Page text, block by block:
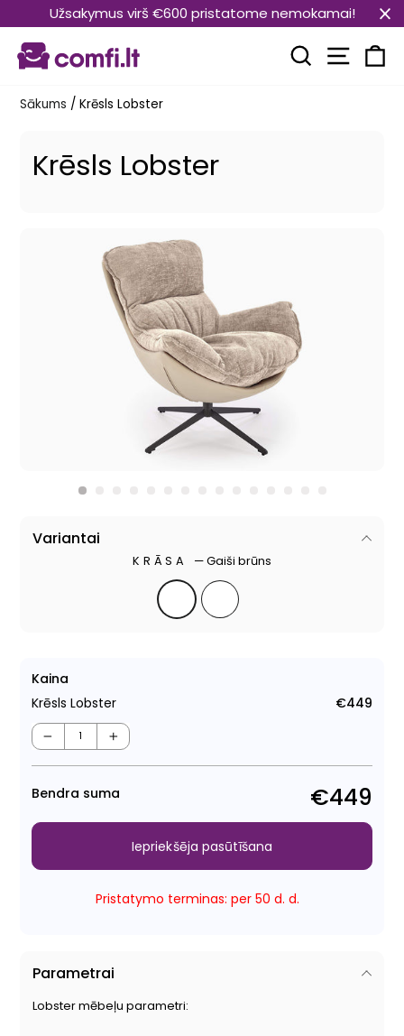
uz
saturu
Užsakymus virš €600 pristatome nemokamai!
Meklēt
Sākums / Krēsls Lobster
Krēsls Lobster
Variantai
KRĀSA —Gaiši brūns
Kaina
Krēsls Lobster
€449
− +
Bendra suma €449
Pristatymo terminas: per 50 d. d.
Iepriekšēja pasūtīšana
Parametrai
Lobster mēbeļu parametri: